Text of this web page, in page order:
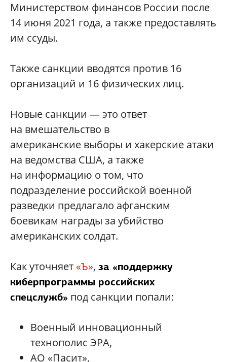
Министерством финансов России после
14 июня 2021 года, а также предоставлять
им ссуды.
Также санкции вводятся против 16
организаций и 16 физических лиц.
Новые санкции — это ответ
на вмешательство в
американские выборы и хакерские атаки
на ведомства США, а также
на информацию о том, что
подразделение российской военной
разведки предлагало афганским
боевикам награды за убийство
американских солдат.
Как уточняет «Ъ», за «поддержку
киберпрограммы российских
спецслужб» под санкции попали:
Военный инновационный
технополис ЭРА,
АО «Пасит»,